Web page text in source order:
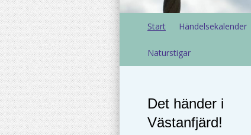
Start Händelsekalender
Naturstigar
Det händer i
Västanfjärd!